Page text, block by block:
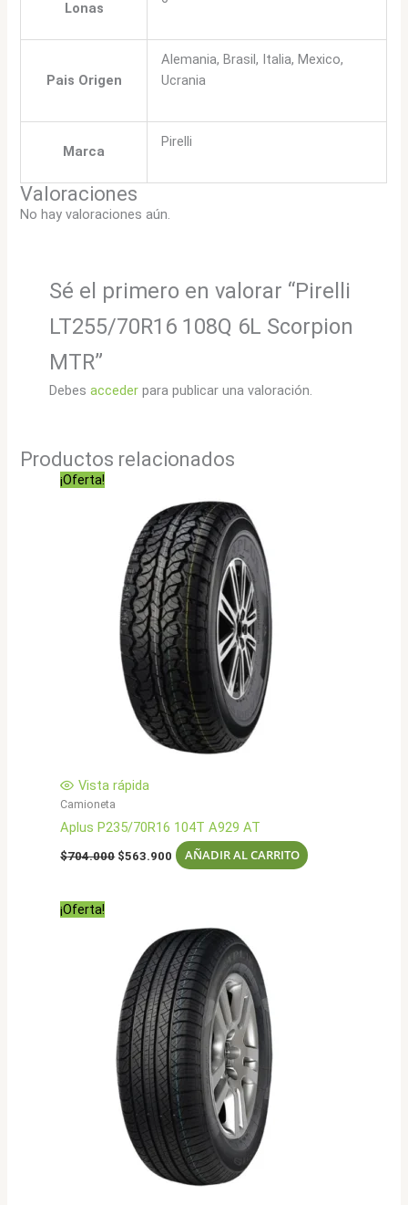
Lonas
Pais Origen
Alemania, Brasil, Italia, Mexico,
Ucrania
Marca
Pirelli
Valoraciones
No hay valoraciones aún.
Sé el primero en valorar “Pirelli
LT255/70R16 108Q 6L Scorpion
MTR”
Debes accederpara publicar una valoración.
Productos relacionados
¡Oferta!
Vista rápida
Camioneta
Aplus P235/70R16 104T A929 AT
$704.000 El
$563.900 El
precio
AÑADIR AL CARRITO
¡Oferta!